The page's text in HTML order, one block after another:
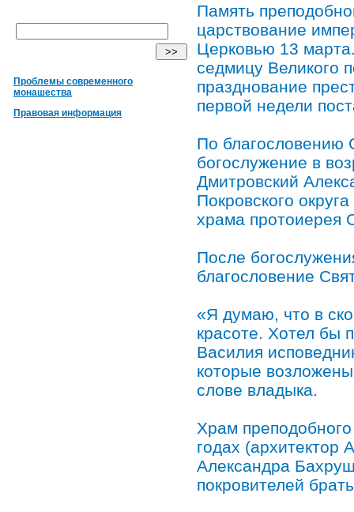
Проблемы современного
монашества
Правовая информация
Память
царствование
Церковью 13
седмицу Великого
празднование
первой недели
По благословению
богослужение в
Дмитровский
Покровского
храма протоиерея
После
благословение
«Я думаю, что в
красоте. Хотел бы
Василия
которые
слове владыка.
Храм
годах (архитектор
Александра
покровителей